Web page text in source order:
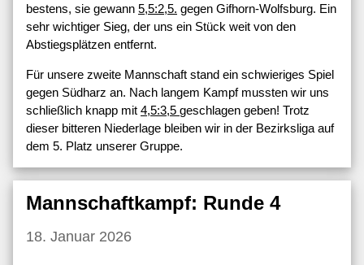
bestens, sie gewann 5,5:2,5. gegen Gifhorn-Wolfsburg. Ein
sehr wichtiger Sieg, der uns ein Stück weit von den
Abstiegsplätzen entfernt.
Für unsere zweite Mannschaft stand ein schwieriges Spiel
gegen Südharz an. Nach langem Kampf mussten wir uns
schließlich knapp mit 4,5:3,5 geschlagen geben! Trotz
dieser bitteren Niederlage bleiben wir in der Bezirksliga auf
dem 5. Platz unserer Gruppe.
Mannschaftkampf: Runde 4
18. Januar 2026